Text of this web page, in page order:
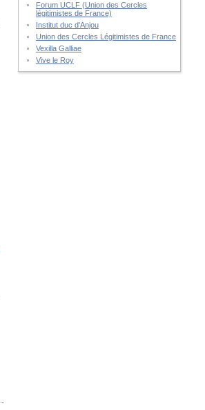
Forum UCLF (Union des Cercles
légitimistes de France)
Institut duc d'Anjou
Union des Cercles Légitimistes de France
Vexilla Galliae
Vive le Roy